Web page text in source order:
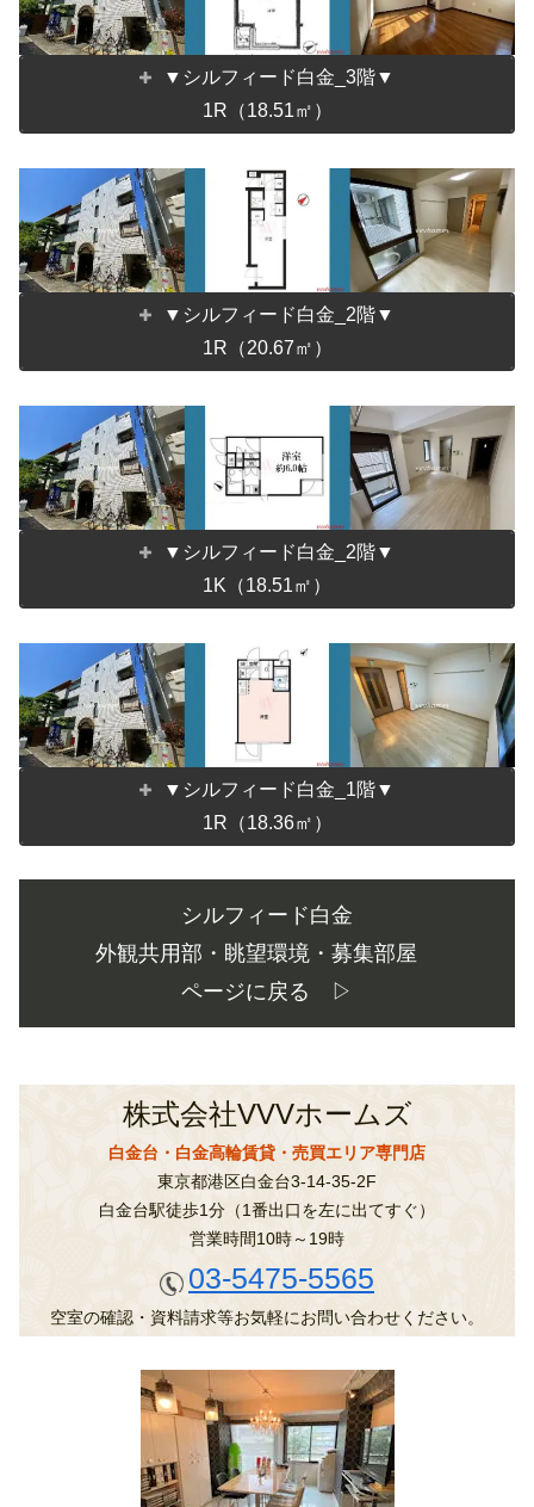
▼シルフィード白金_3階▼
1R（18.51㎡）
▼シルフィード白金_2階▼
1R（20.67㎡）
▼シルフィード白金_2階▼
1K（18.51㎡）
▼シルフィード白金_1階▼
1R（18.36㎡）
シルフィード白金
外観共用部・眺望環境・募集部屋
ページに戻る ▷
株式会社VVVホームズ
白金台・白金高輪賃貸・売買エリア専門店
東京都港区白金台3-14-35-2F
白金台駅徒歩1分（1番出口を左に出てすぐ）
営業時間10時～19時
03-5475-5565
空室の確認・資料請求等お気軽にお問い合わせください。